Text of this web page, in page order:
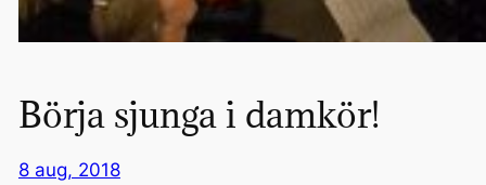
Börja sjunga i damkör!
8 aug, 2018